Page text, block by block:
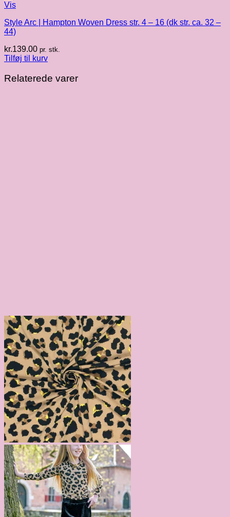
Vis
Style Arc | Hampton Woven Dress str. 4 – 16 (dk str. ca. 32 –
44)
kr.139.00 pr. stk.
Tilføj til kurv
Relaterede varer